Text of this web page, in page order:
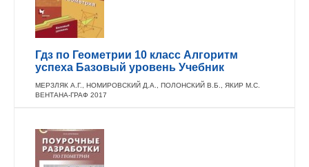
Гдз по Геометрии 10 класс Алгоритм
успеха Базовый уровень Учебник
МЕРЗЛЯК А.Г., НОМИРОВСКИЙ Д.А., ПОЛОНСКИЙ В.Б., ЯКИР М.С.
ВЕНТАНА-ГРАФ 2017